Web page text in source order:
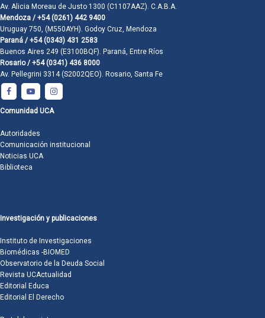
Av. Alicia Moreau de Justo 1300 (C1107AAZ). C.A.B.A.
Mendoza / +54 (0261) 442 9400
Uruguay 750, (M550AYH). Godoy Cruz, Mendoza
Paraná / +54 (0343) 431 2583
Buenos Aires 249 (E3100BQF). Paraná, Entre Ríos
Rosario / +54 (0341) 436 8000
Av. Pellegrini 3314 (S2002QEO). Rosario, Santa Fe
Comunidad UCA
Autoridades
Comunicación institucional
Noticias UCA
Biblioteca
Investigación y publicaciones
Instituto de Investigaciones
Biomédicas -BIOMED
Observatorio de la Deuda Social
Revista UCActualidad
Editorial Educa
Editorial El Derecho